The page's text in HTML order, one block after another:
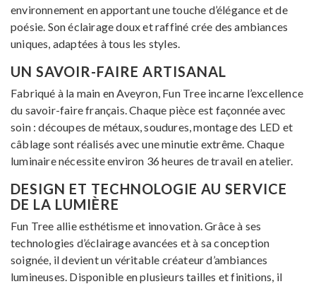
environnement en apportant une touche d’élégance et de
poésie. Son éclairage doux et raffiné crée des ambiances
uniques, adaptées à tous les styles.
UN SAVOIR-FAIRE ARTISANAL
Fabriqué à la main en Aveyron, Fun Tree incarne l’excellence
du savoir-faire français. Chaque pièce est façonnée avec
soin : découpes de métaux, soudures, montage des LED et
câblage sont réalisés avec une minutie extrême. Chaque
luminaire nécessite environ 36 heures de travail en atelier.
DESIGN ET TECHNOLOGIE AU SERVICE
DE LA LUMIÈRE
Fun Tree allie esthétisme et innovation. Grâce à ses
technologies d’éclairage avancées et à sa conception
soignée, il devient un véritable créateur d’ambiances
lumineuses. Disponible en plusieurs tailles et finitions, il